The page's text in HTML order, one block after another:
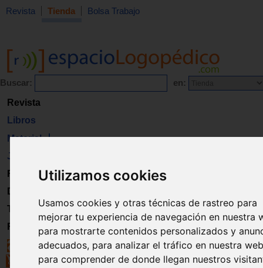
Utilizamos cookies
Usamos cookies y otras técnicas de rastreo para
mejorar tu experiencia de navegación en nuestra
para mostrarte contenidos personalizados y
adecuados, para analizar el tráfico en nuestra
para comprender de donde llegan nuestros
Revista Tienda Bolsa Trabajo
Buscar: en:
Revista
Libros
Material
Juguetes
Formación
Directorio
Trabajo
Registro